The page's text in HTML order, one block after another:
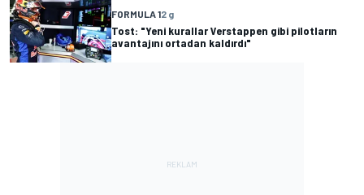
FORMULA 12 g
Tost: "Yeni kurallar Verstappen gibi pilotların
avantajını ortadan kaldırdı"